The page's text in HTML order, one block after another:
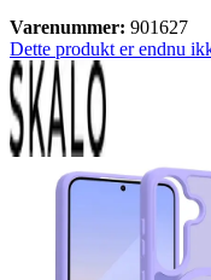
Varenummer: 901627
Dette produkt er endnu